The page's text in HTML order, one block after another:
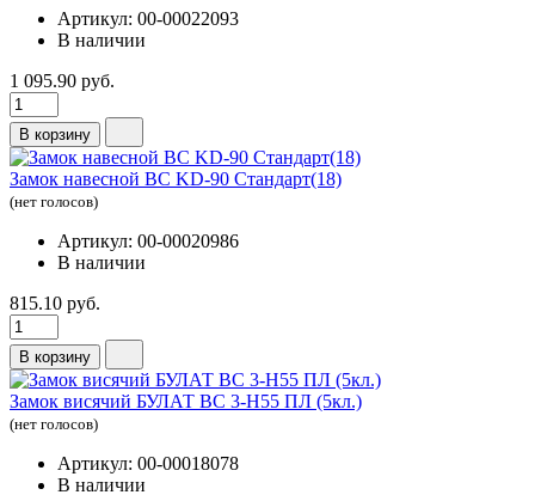
Артикул: 00-00022093
В наличии
1 095.90 руб.
В корзину
Замок навесной ВС KD-90 Стандарт(18)
(нет голосов)
Артикул: 00-00020986
В наличии
815.10 руб.
В корзину
Замок висячий БУЛАТ ВС 3-Н55 ПЛ (5кл.)
(нет голосов)
Артикул: 00-00018078
В наличии